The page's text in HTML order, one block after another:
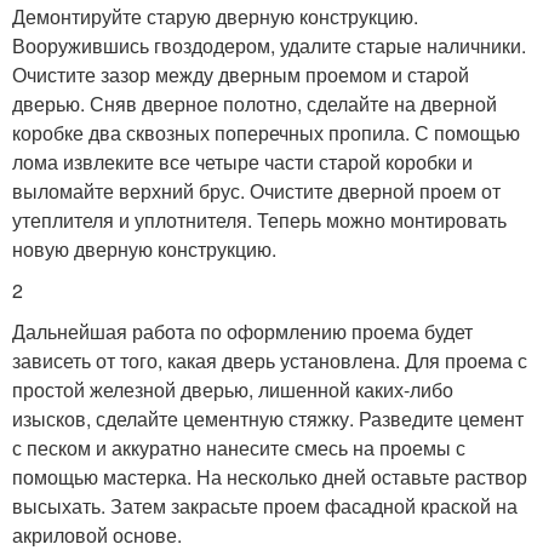
Демонтируйте старую дверную конструкцию.
Вооружившись гвоздодером, удалите старые наличники.
Очистите зазор между дверным проемом и старой
дверью. Сняв дверное полотно, сделайте на дверной
коробке два сквозных поперечных пропила. С помощью
лома извлеките все четыре части старой коробки и
выломайте верхний брус. Очистите дверной проем от
утеплителя и уплотнителя. Теперь можно монтировать
новую дверную конструкцию.
2
Дальнейшая работа по оформлению проема будет
зависеть от того, какая дверь установлена. Для проема с
простой железной дверью, лишенной каких-либо
изысков, сделайте цементную стяжку. Разведите цемент
с песком и аккуратно нанесите смесь на проемы с
помощью мастерка. На несколько дней оставьте раствор
высыхать. Затем закрасьте проем фасадной краской на
акриловой основе.